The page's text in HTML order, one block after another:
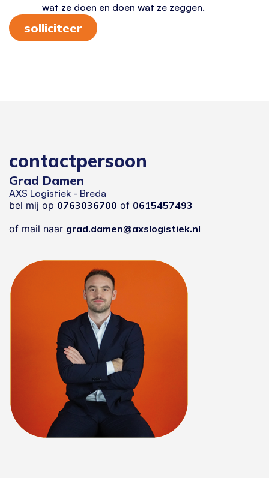
wat ze doen en doen wat ze zeggen.
solliciteer
contactpersoon
Grad Damen
AXS Logistiek - Breda
bel mij op 0763036700 of 0615457493
of mail naar grad.damen@axslogistiek.nl